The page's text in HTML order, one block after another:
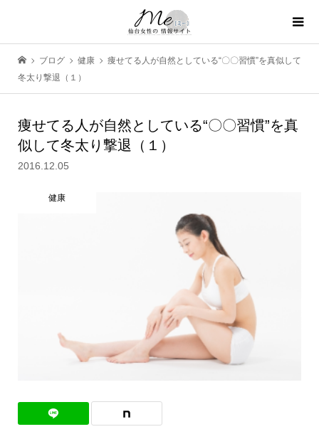
ブログ 健康
痩せてる人が自然としている“〇〇習慣”を真似して
冬太り撃退（１）
痩せてる人が自然としている“〇〇習慣”を真
似して冬太り撃退（１）
2016.12.05
健康